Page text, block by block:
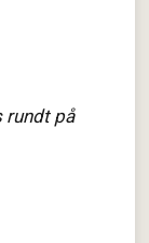
rundt på